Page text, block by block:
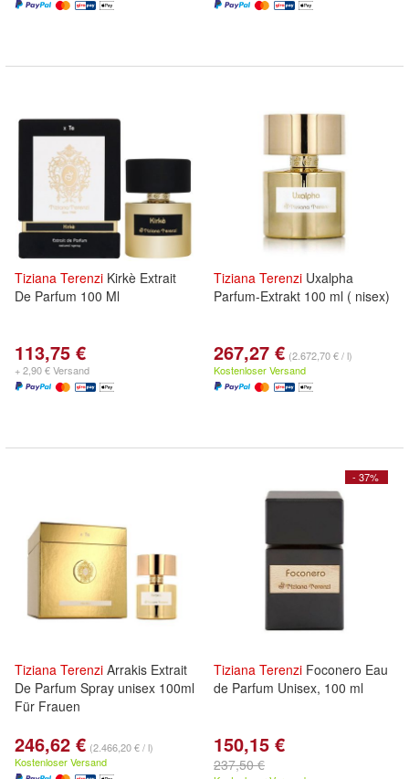
Tiziana Terenzi Kirkè Extrait
De Parfum 100 Ml
113,75 €
+ 2,90 € Versand
Tiziana Terenzi Uxalpha
Parfum-Extrakt 100 ml ( nisex)
267,27 € (2.672,70 € / l)
Kostenloser Versand
Tiziana Terenzi Arrakis Extrait
De Parfum Spray unisex 100ml
Für Frauen
246,62 € (2.466,20 € / l)
Kostenloser Versand
- 37%
Tiziana Terenzi Foconero Eau
de Parfum Unisex, 100 ml
150,15 €
237,50 €